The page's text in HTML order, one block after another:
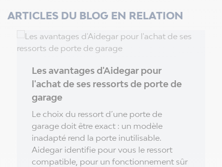
ARTICLES DU BLOG EN RELATION
Les avantages d'Aidegar pour
l'achat de ses ressorts de porte de
garage
Le choix du ressort d’une porte de
garage doit être exact : un modèle
inadapté rend la porte inutilisable.
Aidegar identifie pour vous le ressort
compatible, pour un fonctionnement sûr